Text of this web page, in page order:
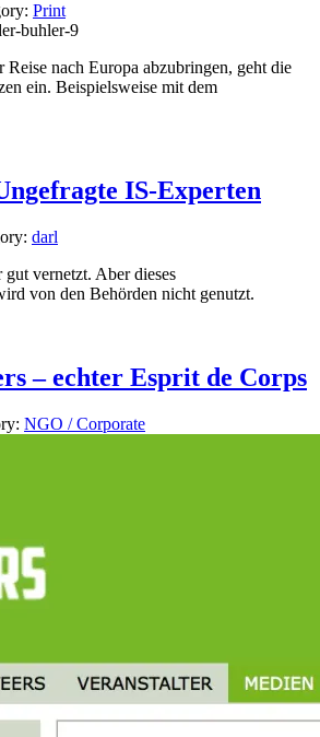
Print
nach Europa abzubringen, geht die
ein. Beispielsweise mit dem
IS-Experten
darl
vernetzt. Aber dieses
von den Behörden nicht genutzt.
– echter Esprit de Corps
NGO / Corporate